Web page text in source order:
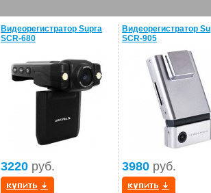
Видеорегистратор Supra
SCR-680
3220 руб.
Видеорегистратор
SCR-905
3980 руб.